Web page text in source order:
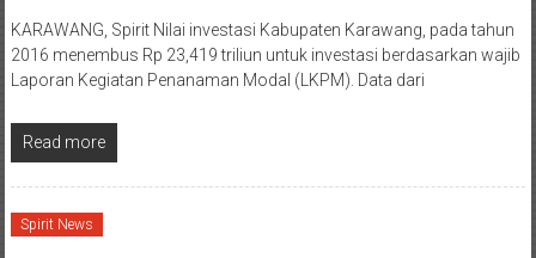
KARAWANG, Spirit Nilai investasi Kabupaten Karawang, pada tahun
2016 menembus Rp 23,419 triliun untuk investasi berdasarkan wajib
Laporan Kegiatan Penanaman Modal (LKPM). Data dari
Read more
Spirit News